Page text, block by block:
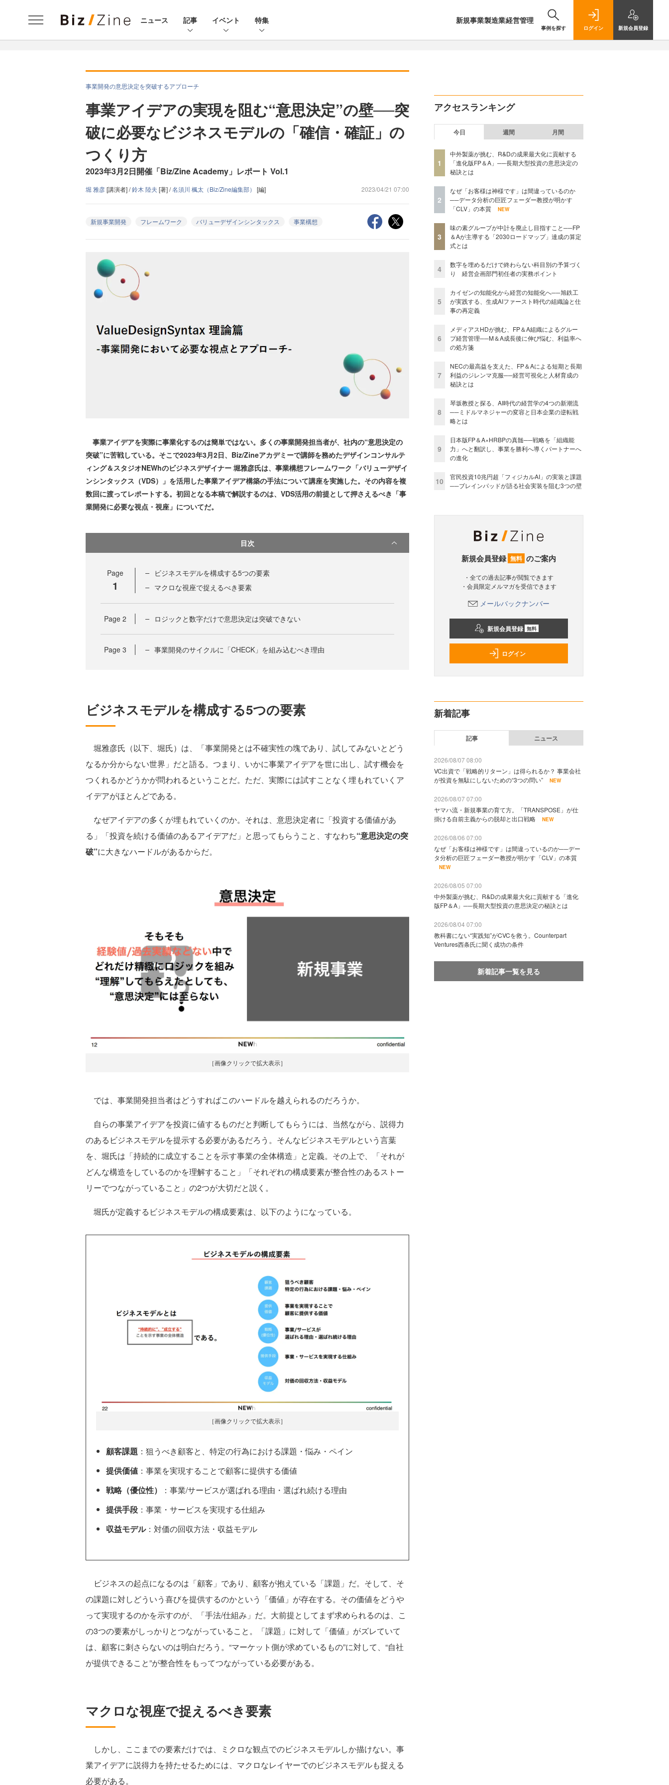
ニュース 記事 イベント 特集 新規事業製造業経営管理
事例を探す ログイン 新規会員登録
事業開発の意思決定を突破するアプローチ
事業アイデアの実現を阻む“意思決定”の壁──突
破に必要なビジネスモデルの「確信・確証」の
つくり方
2023年3月2日開催「Biz/Zine Academy」レポート Vol.1
堀 雅彦[講演者] /鈴木 陸夫 [著] /名須川 楓太（Biz/Zine編集部） [編] 2023/04/21 07:00
新規事業開発 フレームワーク バリューデザインシンタックス 事業構想
事業アイデアを実際に事業化するのは簡単ではない。多くの事業開発担当者が、社内の“意思決定の
突破”に苦戦している。そこで2023年3月2日、Biz/Zineアカデミーで講師を務めたデザインコンサルテ
ィング＆スタジオNEWhのビジネスデザイナー 堀雅彦氏は、事業構想フレームワーク「バリューデザイ
ンシンタックス（VDS）」を活用した事業アイデア構築の手法について講座を実施した。その内容を複
数回に渡ってレポートする。初回となる本稿で解説するのは、VDS活用の前提として押さえるべき「事
業開発に必要な視点・視座」についてだ。
目次
Page
1
ビジネスモデルを構成する5つの要素
マクロな視座で捉えるべき要素
Page 2 ロジックと数字だけで意思決定は突破できない
Page 3 事業開発のサイクルに「CHECK」を組み込むべき理由
ビジネスモデルを構成する5つの要素
堀雅彦氏（以下、堀氏）は、「事業開発とは不確実性の塊であり、試してみないとどう
なるか分からない世界」だと語る。つまり、いかに事業アイデアを世に出し、試す機会を
つくれるかどうかが問われるということだ。ただ、実際には試すことなく埋もれていくア
イデアがほとんどである。
なぜアイデアの多くが埋もれていくのか。それは、意思決定者に「投資する価値があ
る」「投資を続ける価値のあるアイデアだ」と思ってもらうこと、すなわち“意思決定の突
破”に大きなハードルがあるからだ。
［画像クリックで拡大表示］
では、事業開発担当者はどうすればこのハードルを越えられるのだろうか。
自らの事業アイデアを投資に値するものだと判断してもらうには、当然ながら、説得力
のあるビジネスモデルを提示する必要があるだろう。そんなビジネスモデルという言葉
を、堀氏は「持続的に成立することを示す事業の全体構造」と定義。その上で、「それが
どんな構造をしているのかを理解すること」「それぞれの構成要素が整合性のあるストー
リーでつながっていること」の2つが大切だと説く。
堀氏が定義するビジネスモデルの構成要素は、以下のようになっている。
［画像クリックで拡大表示］
顧客課題 ：狙うべき顧客と、特定の行為における課題・悩み・ペイン
提供価値 ：事業を実現することで顧客に提供する価値
戦略（優位性）
：事業/サービスが選ばれる理由・選ばれ続ける理由
提供手段 ：事業・サービスを実現する仕組み
収益モデル：対価の回収方法・収益モデル
ビジネスの起点になるのは「顧客」であり、顧客が抱えている「課題」だ。そして、そ
の課題に対しどういう喜びを提供するのかという「価値」が存在する。その価値をどうや
って実現するのかを示すのが、「手法/仕組み」だ。大前提としてまず求められるのは、こ
の3つの要素がしっかりとつながっていること。「課題」に対して「価値」がズレていて
は、顧客に刺さらないのは明白だろう。“マーケット側が求めているもの”に対して、“自社
が提供できること”が整合性をもってつながっている必要がある。
マクロな視座で捉えるべき要素
しかし、ここまでの要素だけでは、ミクロな観点でのビジネスモデルしか描けない。事
業アイデアに説得力を持たせるためには、マクロなレイヤーでのビジネスモデルも捉える
必要がある。
アクセスランキング
今日 週間 月間
1
中外製薬が挑む、R&Dの成果最大化に貢献する
「進化版FP＆A」──長期大型投資の意思決定の
秘訣とは
2
なぜ「お客様は神様です」は間違っているのか
──データ分析の巨匠フェーダー教授が明かす
「CLV」の本質
NEW
3
味の素グループが中計を廃止し目指すこと──FP
＆Aが主導する「2030ロードマップ」達成の算定
式とは
4
数字を埋めるだけで終わらない科目別の予算づく
り 経営企画部門初任者の実務ポイント
5
カイゼンの知能化から経営の知能化へ──旭鉄工
が実践する、生成AIファースト時代の組織論と仕
事の再定義
6
メディアスHDが挑む、FP＆A組織によるグルー
プ経営管理──M＆A成長後に伸び悩む、利益率へ
の処方箋
7
NECの最高益を支えた、FP＆Aによる短期と長期
利益のジレンマ克服──経営可視化と人材育成の
秘訣とは
8
琴坂教授と探る、AI時代の経営学の4つの新潮流
──ミドルマネジャーの変容と日本企業の逆転戦
略とは
9
日本版FP＆A×HRBPの真髄──戦略を「組織能
力」へと翻訳し、事業を勝利へ導くパートナーへ
の進化
10
官民投資10兆円超「フィジカルAI」の実装と課題
──ブレインパッドが語る社会実装を阻む3つの壁
新規会員登録 無料 のご案内
・全ての過去記事が閲覧できます
・会員限定メルマガを受信できます
メールバックナンバー
新規会員登録 無料
ログイン
新着記事
記事 ニュース
2026/08/07 08:00
VC出資で「戦略的リターン」は得られるか？ 事業会社
が投資を無駄にしないための“3つの問い”
NEW
2026/08/07 07:00
ヤマハ流・新規事業の育て方。「TRANSPOSE」が仕
掛ける自前主義からの脱却と出口戦略
NEW
2026/08/06 07:00
なぜ「お客様は神様です」は間違っているのか──デー
タ分析の巨匠フェーダー教授が明かす「CLV」の本質
NEW
2026/08/05 07:00
中外製薬が挑む、R&Dの成果最大化に貢献する「進化
版FP＆A」──長期大型投資の意思決定の秘訣とは
2026/08/04 07:00
教科書にない“実践知”がCVCを救う。Counterpart
Ventures西条氏に聞く成功の条件
新着記事一覧を見る